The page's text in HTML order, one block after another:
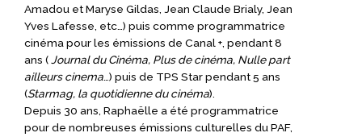
Amadou et Maryse Gildas, Jean Claude Brialy, Jean
Yves Lafesse, etc…) puis comme programmatrice
cinéma pour les émissions de Canal +, pendant 8
ans (Journal du Cinéma, Plus de cinéma, Nulle part
ailleurs cinema…) puis de TPS Star pendant 5 ans
(Starmag, la quotidienne du cinéma).
Depuis 30 ans, Raphaëlle a été programmatrice
pour de nombreuses émissions culturelles du PAF,